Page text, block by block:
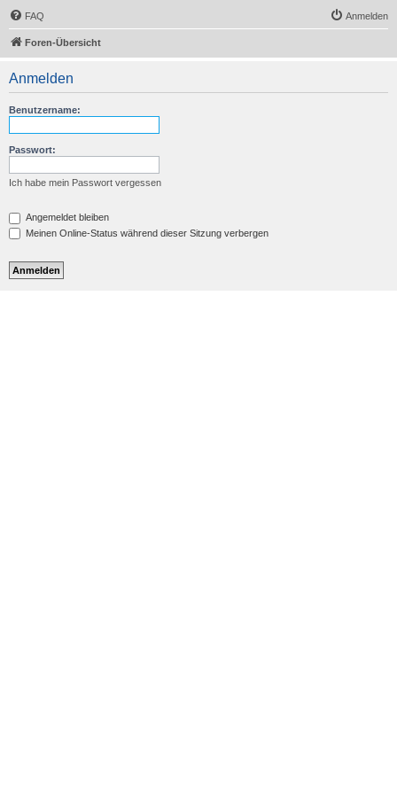
FAQ Anmelden
Foren-Übersicht
Anmelden
Benutzername:
Passwort:
Ich habe mein Passwort vergessen
Angemeldet bleiben
Meinen Online-Status während dieser Sitzung verbergen